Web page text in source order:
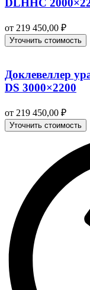
DLHHC
от 219 450,00 ₽
Уточнить стоимость
Доклевеллер
DS 3000×2200
от 219 450,00 ₽
Уточнить стоимость